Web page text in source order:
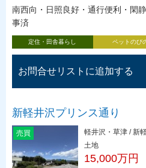
南西向・日照良好・通行便利・閑
事済
定住・田舎暮らし ペットのび
お問合せリストに追加する
新軽井沢プリンス通り
売買
軽井沢・草津 / 新
土地
15,000万円